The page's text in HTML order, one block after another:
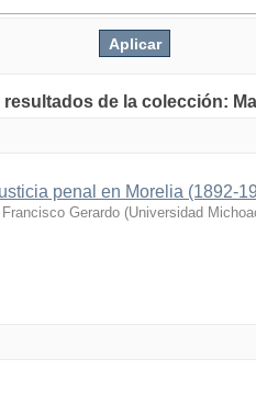
resultados de la colección:
penal en Morelia (1892-
Gerardo (Universidad